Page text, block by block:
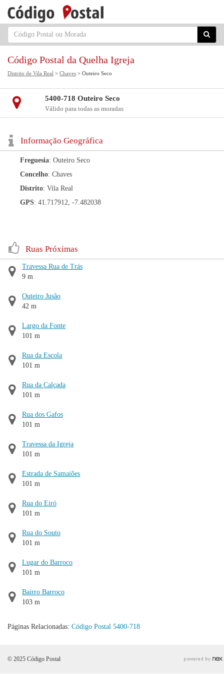
Código Postal da Quelha Igreja
Distrito de Vila Real > Chaves > Outeiro Seco
5400-718 Outeiro Seco
Válido para todas as moradas
Informação Geográfica
Freguesia: Outeiro Seco
Concelho: Chaves
Distrito: Vila Real
GPS: 41.717912, -7.482038
Ruas Próximas
Travessa Rua de Trás
9 m
Outeiro Jusão
42 m
Largo da Fonte
101 m
Rua da Escola
101 m
Rua da Calçada
101 m
Rua dos Gafos
101 m
Travessa da Igreja
101 m
Estrada de Samaiões
101 m
Rua do Eiró
101 m
Rua do Souto
101 m
Lugar do Barroco
101 m
Bairro Barroco
103 m
Páginas Relacionadas: Código Postal 5400-718
© 2025 Código Postal